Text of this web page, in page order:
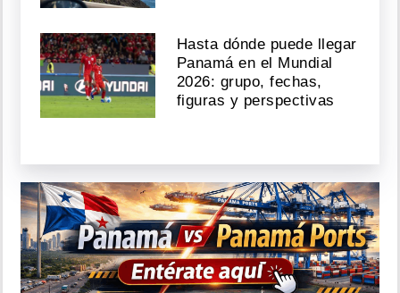
Hasta dónde puede llegar
Panamá en el Mundial
2026: grupo, fechas,
figuras y perspectivas